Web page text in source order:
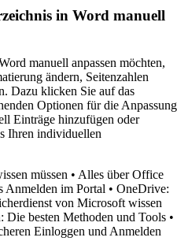
in Word manuell
manuell anpassen möchten,
ändern, Seitenzahlen
Dazu klicken Sie auf das
Optionen für die Anpassung
Einträge hinzufügen oder
Ihren individuellen
müssen • Alles über Office
Anmelden im Portal • OneDrive:
von Microsoft wissen
besten Methoden und Tools •
Einloggen und Anmelden